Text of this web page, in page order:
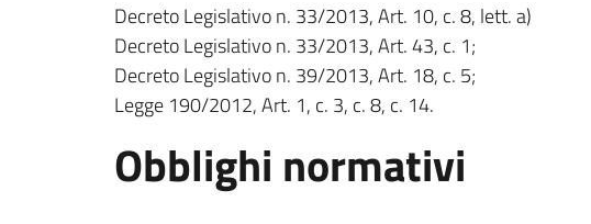
Decreto Legislativo n. 33/2013, Art. 10, c. 8, lett. a)
Decreto Legislativo n. 33/2013, Art. 43, c. 1;
Decreto Legislativo n. 39/2013, Art. 18, c. 5;
Legge 190/2012, Art. 1, c. 3, c. 8, c. 14.
Obblighi normativi